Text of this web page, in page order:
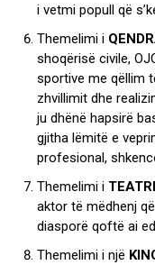
i vetmi popull që
Themelimi i
shoqërisë civile,
sportive me qëllim
zhvillimit dhe
ju dhënë hapsirë
gjitha lëmitë e
profesional,
Themelimi i
aktor të mëdhenj
diasporë qoftë ai
Themelimi i një